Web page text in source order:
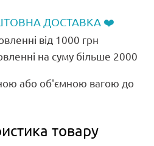
ДОСТАВКА ❤️
від 1000 грн
на суму більше 2000
або об'ємною вагою до
товару